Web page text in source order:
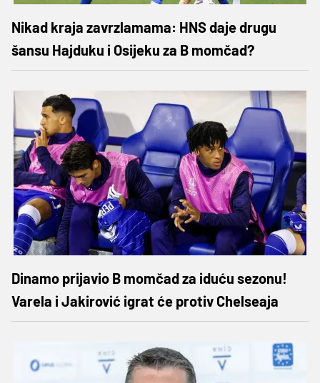
Nikad kraja zavrzlamama: HNS daje drugu
šansu Hajduku i Osijeku za B momčad?
Dinamo prijavio B momčad za iduću sezonu!
Varela i Jakirović igrat će protiv Chelseaja